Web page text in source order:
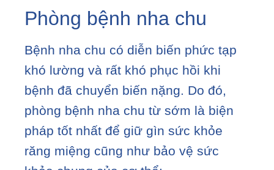
Phòng bệnh nha chu
Bệnh nha chu có diễn biến phức tạp
khó lường và rất khó phục hồi khi
bệnh đã chuyển biến nặng. Do đó,
phòng bệnh nha chu từ sớm là biện
pháp tốt nhất để giữ gìn sức khỏe
răng miệng cũng như bảo vệ sức